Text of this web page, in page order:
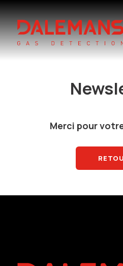
Merci pour